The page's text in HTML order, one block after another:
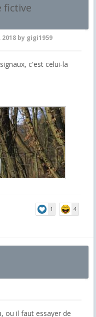
fictive
by gigi1959
c'est celui-la
1 4
ou il faut essayer de